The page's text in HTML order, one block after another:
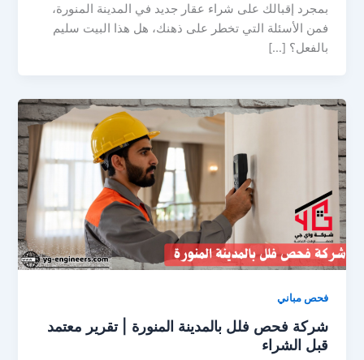
بمجرد إقبالك على شراء عقار جديد في المدينة المنورة،
فمن الأسئلة التي تخطر على ذهنك، هل هذا البيت سليم
بالفعل؟ […]
فحص مباني
شركة فحص فلل بالمدينة المنورة | تقرير معتمد
قبل الشراء